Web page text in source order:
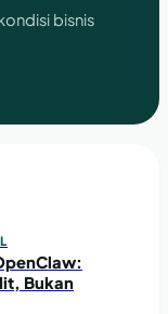
bisnis
Bukan